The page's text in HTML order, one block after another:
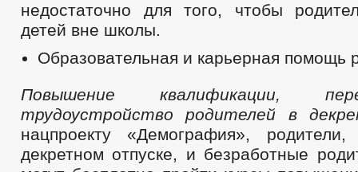
недостаточно для того, чтобы
детей вне школы.
Образовательная и карьерная помощь
Повышение квалификации,
трудоустройство родителей в
нацпроекту «Демография»,
декретном отпуске, и безработные